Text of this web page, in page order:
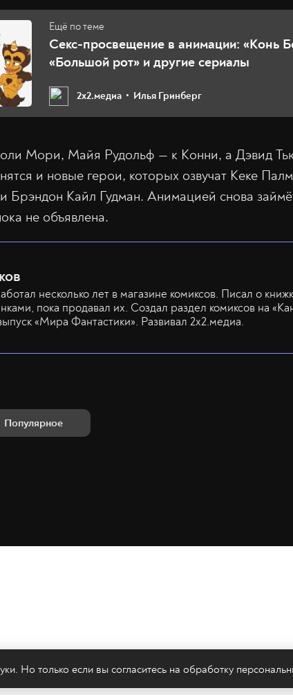
Секс-просвещение в анимации: «Конь
«Большой рот» и другие сериалы
2х2.медиа Илья Гринберг
Мори, Майя Рудольф — к Конни, а Дэвид
и новые герои, которых озвучат Кеке
Брэндон Кайл Гудман. Анимацией снова
не объявлена.
несколько лет в магазине комиксов. Писал о
пока продавал их. Создал раздел комиксов на
«Мира Фантастики». Развивал 2х2.медиа.
Популярное
Но только если вы согласитесь на обработку